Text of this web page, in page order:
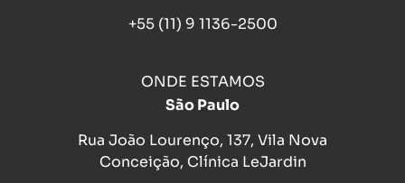
+55 (11) 9 1136-2500
ONDE ESTAMOS
São Paulo
Rua João Lourenço, 137, Vila Nova
Conceição, Clínica LeJardin